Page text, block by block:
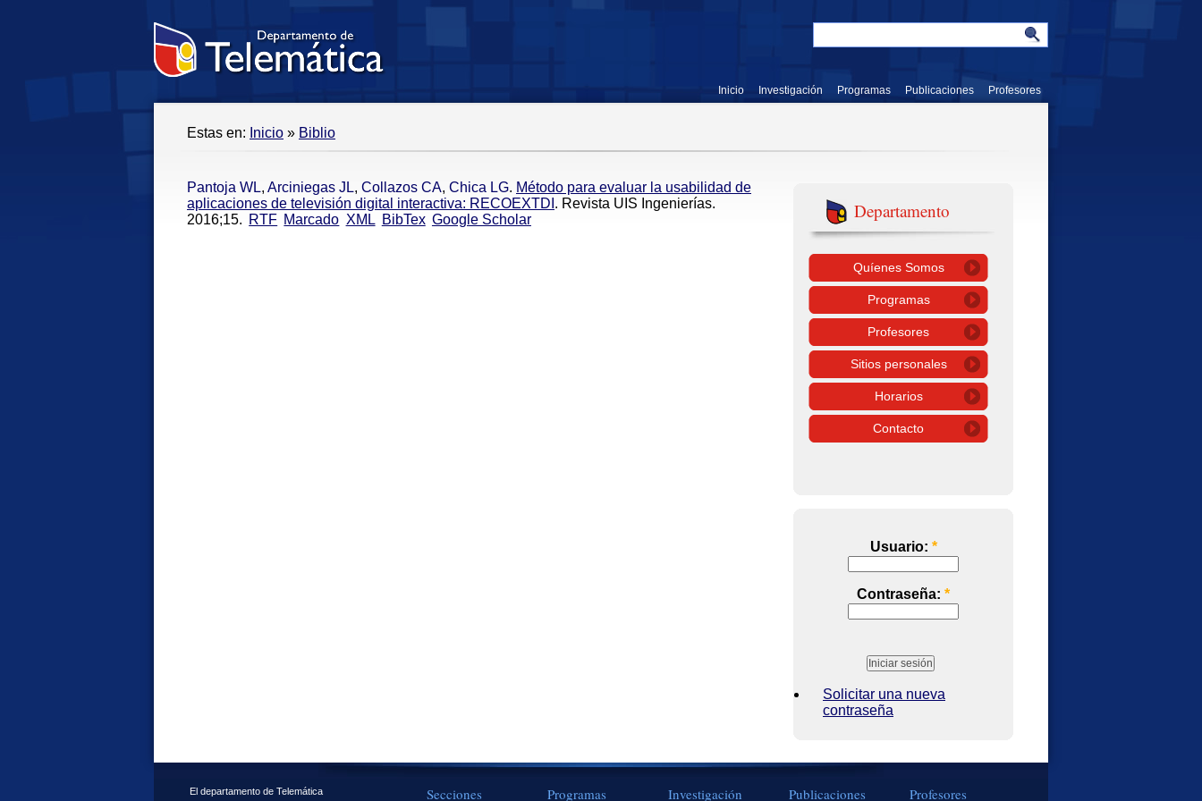
Inicio Investigación Programas Publicaciones Profesores
Estas en: Inicio » Biblio
Pantoja WL, Arciniegas JL, Collazos CA, Chica LG. Método para evaluar la usabilidad de
aplicaciones de televisión digital interactiva: RECOEXTDI . Revista UIS Ingenierías.
2016;15. RTF Marcado XML BibTex Google Scholar Departamento
Quíenes Somos
Programas
Profesores
Sitios personales
Horarios
Contacto
Usuario: *
Contraseña: *
Solicitar una nueva
contraseña
El departamento de Telemática
Secciones Programas Investigación Publicaciones Profesores